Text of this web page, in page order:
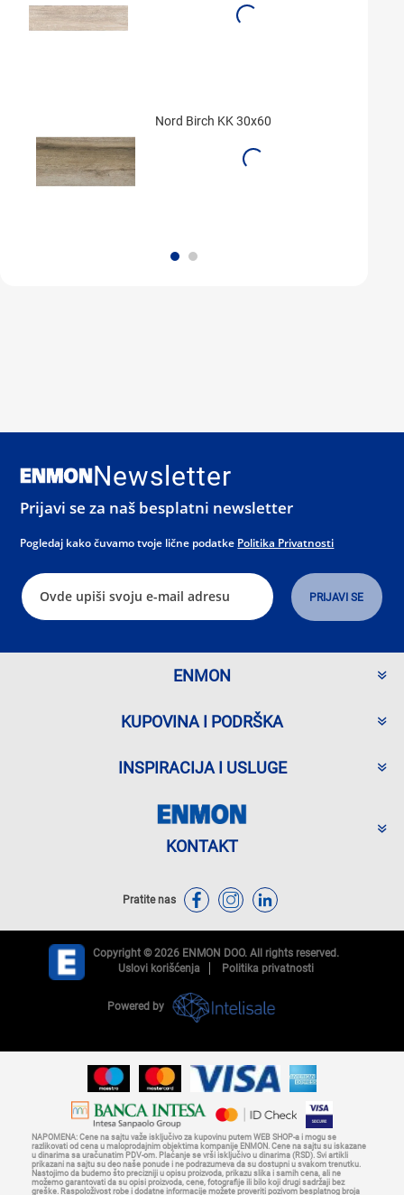
Nord Birch KK 30x60
Newsletter
Prijavi se za naš besplatni newsletter
Pogledaj kako čuvamo tvoje lične podatke Politika Privatnosti
ENMON
KUPOVINA I PODRŠKA
INSPIRACIJA I USLUGE
KONTAKT
Pratite nas
Copyright © 2026 ENMON DOO. All rights reserved.
Uslovi korišćenja
Politika privatnosti
Powered by
NAPOMENA: Cene na sajtu važe isključivo za kupovinu putem WEB SHOP-a i mogu se
razlikovati od cena u maloprodajnim objektima kompanije ENMON. Cene na sajtu su iskazane
u dinarima sa uračunatim PDV-om. Plaćanje se vrši isključivo u dinarima (RSD). Svi artikli
prikazani na sajtu su deo naše ponude i ne podrazumeva da su dostupni u svakom trenutku.
Nastojimo da budemo što precizniji u opisu proizvoda, prikazu slika i samih cena, ali ne
možemo garantovati da su opisi proizvoda, cene, fotografije ili bilo koji drugi sadržaji bez
greške. Raspoloživost robe i dodatne informacije možete proveriti pozivom besplatnog broja